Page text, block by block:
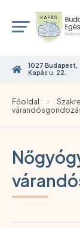
1027 Budapest,
Kapás u. 22.
Főoldal ›